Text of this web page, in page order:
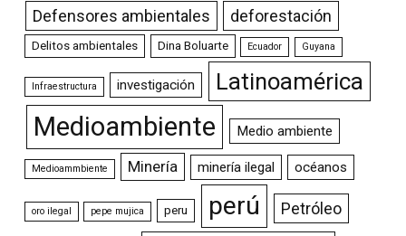
Defensores ambientales deforestación
Delitos ambientales Dina Boluarte Ecuador Guyana
Infraestructura investigación Latinoamérica
Medioambiente Medio ambiente
Medioammbiente Minería minería ilegal océanos
oro ilegal pepe mujica peru perú Petróleo